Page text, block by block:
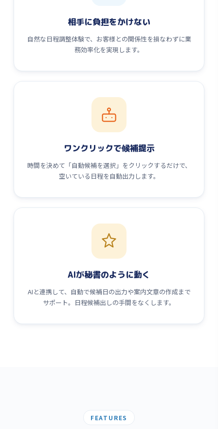
相手に負担をかけない
自然な日程調整体験で、お客様との関係性を損なわずに業
務効率化を実現します。
ワンクリックで候補提示
時間を決めて「自動候補を選択」をクリックするだけで、
空いている日程を自動出力します。
AIが秘書のように動く
AIと連携して、自動で候補日の出力や案内文章の作成まで
サポート。日程候補出しの手間をなくします。
FEATURES